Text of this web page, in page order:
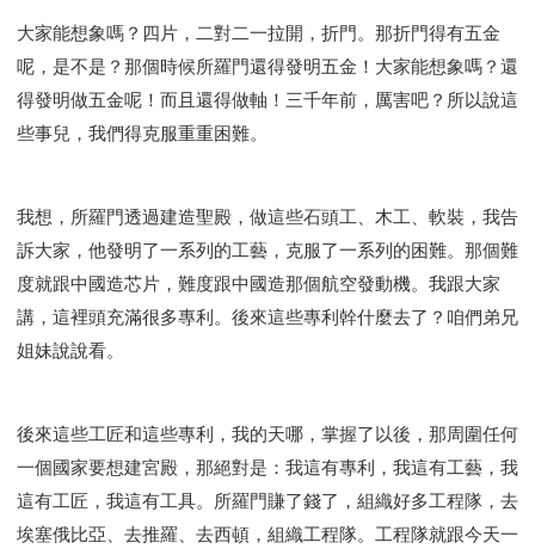
大家能想象嗎？四片，二對二一拉開，折門。那折門得有五金
呢，是不是？那個時候所羅門還得發明五金！大家能想象嗎？還
得發明做五金呢！而且還得做軸！三千年前，厲害吧？所以說這
些事兒，我們得克服重重困難。
我想，所羅門透過建造聖殿，做這些石頭工、木工、軟裝，我告
訴大家，他發明了一系列的工藝，克服了一系列的困難。那個難
度就跟中國造芯片，難度跟中國造那個航空發動機。我跟大家
講，這裡頭充滿很多專利。後來這些專利幹什麼去了？咱們弟兄
姐妹說說看。
後來這些工匠和這些專利，我的天哪，掌握了以後，那周圍任何
一個國家要想建宮殿，那絕對是：我這有專利，我這有工藝，我
這有工匠，我這有工具。所羅門賺了錢了，組織好多工程隊，去
埃塞俄比亞、去推羅、去西頓，組織工程隊。工程隊就跟今天一